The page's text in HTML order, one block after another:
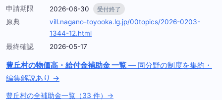
申請期限 2026-06-30 受付終了
原典
vill.nagano-toyooka.lg.jp/00topics/2026-0203-
1344-12.html
最終確認
2026-05-17
豊丘村の物価高・給付金補助金 一覧 — 同分野の制度を集約・
編集解説あり →
豊丘村の全補助金一覧（33 件）→